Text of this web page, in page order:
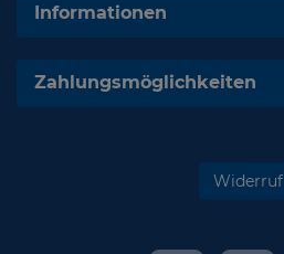
Informationen
Zahlungsmöglichkeiten
Widerruf